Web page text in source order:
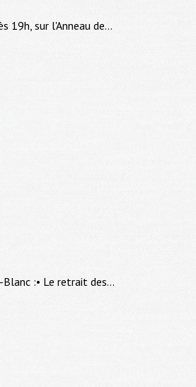
19h, sur l'Anneau de...
:• Le retrait des...